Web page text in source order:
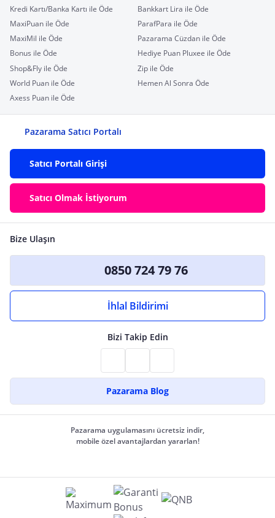
Kredi Kartı/Banka Kartı ile Öde
Bankkart Lira ile Öde
MaxiPuan ile Öde
ParafPara ile Öde
MaxiMil ile Öde
Pazarama Cüzdan ile Öde
Bonus ile Öde
Hediye Puan Pluxee ile Öde
Shop&Fly ile Öde
Zip ile Öde
World Puan ile Öde
Hemen Al Sonra Öde
Axess Puan ile Öde
Pazarama Satıcı Portalı
Satıcı Portalı Girişi
Satıcı Olmak İstiyorum
Bize Ulaşın
0850 724 79 76
İhlal Bildirimi
Bizi Takip Edin
Pazarama Blog
Pazarama uygulamasını ücretsiz indir,
mobile özel avantajlardan yararlan!